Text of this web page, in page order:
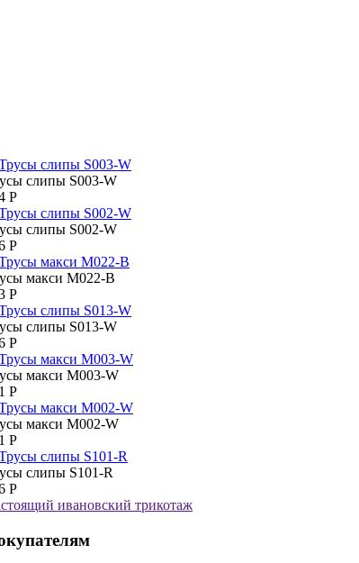
слипы S003-W
Р
слипы S002-W
Р
макси M022-B
Р
слипы S013-W
Р
макси M003-W
Р
макси M002-W
Р
слипы S101-R
Р
ивановский трикотаж